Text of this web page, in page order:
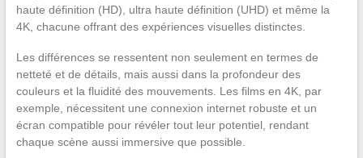
haute définition (HD), ultra haute définition (UHD) et même la
4K, chacune offrant des expériences visuelles distinctes.
Les différences se ressentent non seulement en termes de
netteté et de détails, mais aussi dans la profondeur des
couleurs et la fluidité des mouvements. Les films en 4K, par
exemple, nécessitent une connexion internet robuste et un
écran compatible pour révéler tout leur potentiel, rendant
chaque scène aussi immersive que possible.